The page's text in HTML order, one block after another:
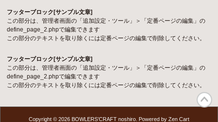
フッターブロック[サンプル文章]
この部分は、管理者画面の「追加設定・ツール」＞「定番ページの編集」の
define_page_2.phpで編集できます
この部分のテキストを取り除くには定番ページの編集で削除してください。
フッターブロック[サンプル文章]
この部分は、管理者画面の「追加設定・ツール」＞「定番ページの編集」の
define_page_2.phpで編集できます
この部分のテキストを取り除くには定番ページの編集で削除してください。
Copyright © 2026 BOWLERS’CRAFT noshiro . Powered by Zen Cart